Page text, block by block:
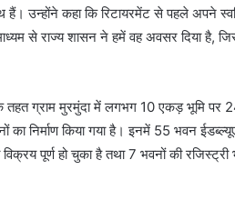
हैं। उन्होंने कहा कि रिटायरमेंट से पहले अपने
राज्य शासन ने हमें वह अवसर दिया है, जिसकी
के तहत ग्राम मुरमुंदा में लगभग 10 एकड़ भूमि
निर्माण किया गया है। इनमें 55 भवन
पूर्ण हो चुका है तथा 7 भवनों की रजिस्ट्री